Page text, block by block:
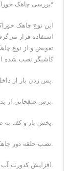
*بررسی چاهک
تعویض و از نوع
کاشیگر نصب شده
.پس زدن بار از
.برش صفحاتی از
.پخش بار و کف به
.نصب حلقه دور
.افزایش کدورت آب